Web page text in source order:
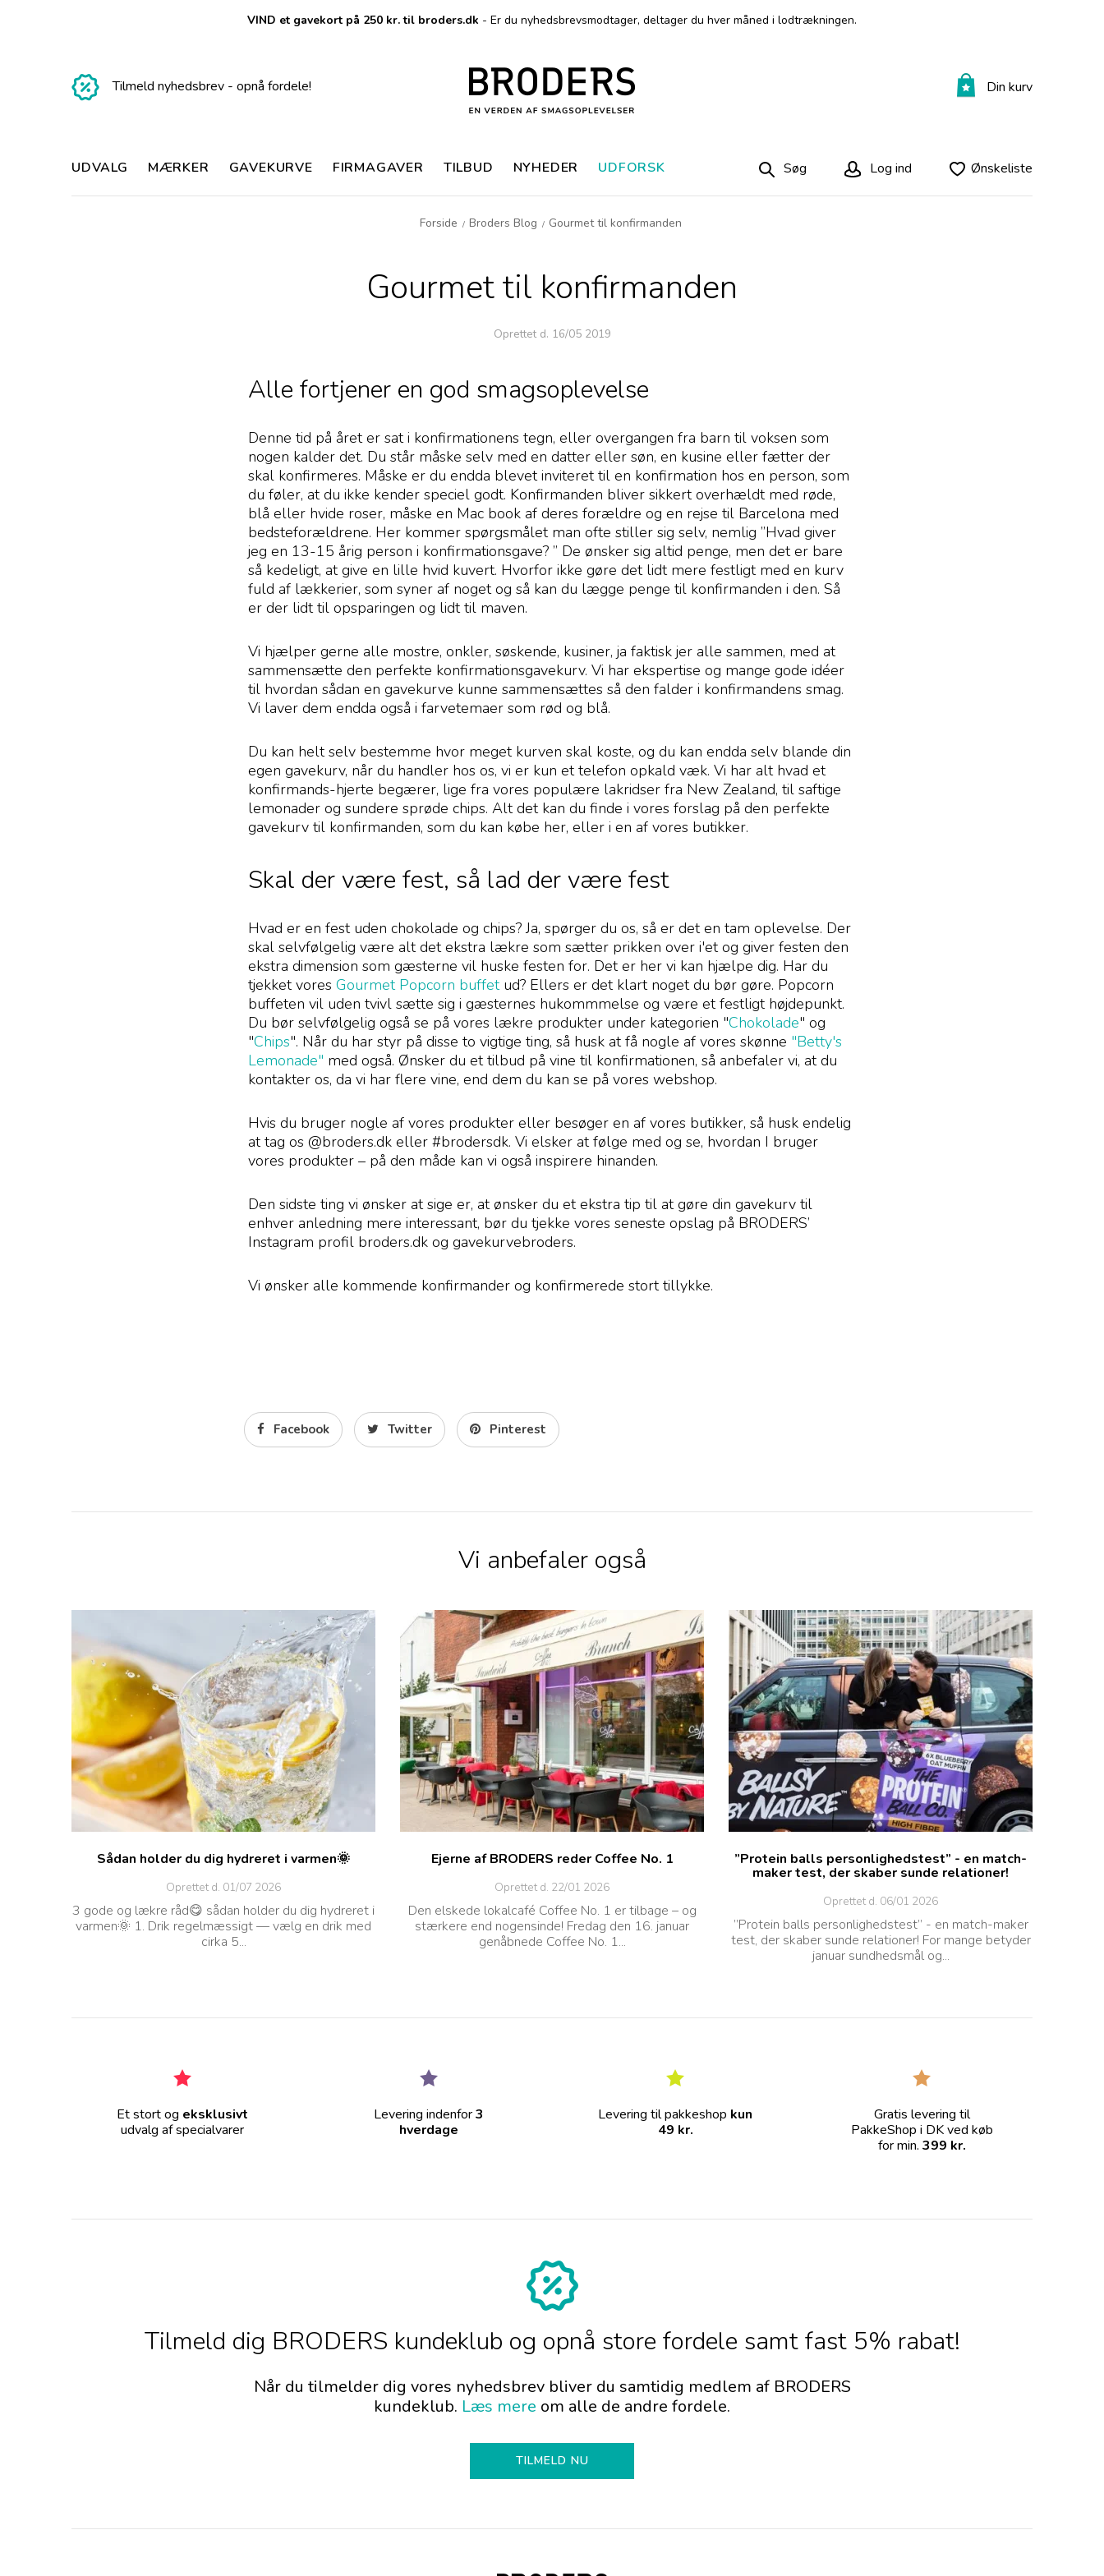
VIND et gavekort på 250 kr. til broders.dk - Er du nyhedsbrevsmodtager, deltager du hver måned i lodtrækningen.
Tilmeld nyhedsbrev - opnå fordele! Din kurv
UDVALG MÆRKER GAVEKURVE FIRMAGAVER TILBUD NYHEDER UDFORSK Søg Log ind Ønskeliste
Forside / Broders Blog / Gourmet til konfirmanden
Gourmet til konfirmanden
Oprettet d. 16/05 2019
Alle fortjener en god smagsoplevelse
Denne tid på året er sat i konfirmationens tegn, eller overgangen fra barn til voksen som
nogen kalder det. Du står måske selv med en datter eller søn, en kusine eller fætter der
skal konfirmeres. Måske er du endda blevet inviteret til en konfirmation hos en person, som
du føler, at du ikke kender speciel godt. Konfirmanden bliver sikkert overhældt med røde,
blå eller hvide roser, måske en Mac book af deres forældre og en rejse til Barcelona med
bedsteforældrene. Her kommer spørgsmålet man ofte stiller sig selv, nemlig ”Hvad giver
jeg en 13-15 årig person i konfirmationsgave? ” De ønsker sig altid penge, men det er bare
så kedeligt, at give en lille hvid kuvert. Hvorfor ikke gøre det lidt mere festligt med en kurv
fuld af lækkerier, som syner af noget og så kan du lægge penge til konfirmanden i den. Så
er der lidt til opsparingen og lidt til maven.
Vi hjælper gerne alle mostre, onkler, søskende, kusiner, ja faktisk jer alle sammen, med at
sammensætte den perfekte konfirmationsgavekurv. Vi har ekspertise og mange gode idéer
til hvordan sådan en gavekurve kunne sammensættes så den falder i konfirmandens smag.
Vi laver dem endda også i farvetemaer som rød og blå.
Du kan helt selv bestemme hvor meget kurven skal koste, og du kan endda selv blande din
egen gavekurv, når du handler hos os, vi er kun et telefon opkald væk. Vi har alt hvad et
konfirmands-hjerte begærer, lige fra vores populære lakridser fra New Zealand, til saftige
lemonader og sundere sprøde chips. Alt det kan du finde i vores forslag på den perfekte
gavekurv til konfirmanden, som du kan købe her, eller i en af vores butikker.
Skal der være fest, så lad der være fest
Hvad er en fest uden chokolade og chips? Ja, spørger du os, så er det en tam oplevelse. Der
skal selvfølgelig være alt det ekstra lækre som sætter prikken over i'et og giver festen den
ekstra dimension som gæsterne vil huske festen for. Det er her vi kan hjælpe dig. Har du
tjekket vores Gourmet Popcorn buffetud? Ellers er det klart noget du bør gøre. Popcorn
buffeten vil uden tvivl sætte sig i gæsternes hukommmelse og være et festligt højdepunkt.
Du bør selvfølgelig også se på vores lækre produkter under kategorien "Chokolade" og
"Chips". Når du har styr på disse to vigtige ting, så husk at få nogle af vores skønne "Betty's
Lemonade" med også. Ønsker du et tilbud på vine til konfirmationen, så anbefaler vi, at du
kontakter os, da vi har flere vine, end dem du kan se på vores webshop.
Hvis du bruger nogle af vores produkter eller besøger en af vores butikker, så husk endelig
at tag os @broders.dk eller #brodersdk. Vi elsker at følge med og se, hvordan I bruger
vores produkter – på den måde kan vi også inspirere hinanden.
Den sidste ting vi ønsker at sige er, at ønsker du et ekstra tip til at gøre din gavekurv til
enhver anledning mere interessant, bør du tjekke vores seneste opslag på BRODERS’
Instagram profil broders.dk og gavekurvebroders.
Vi ønsker alle kommende konfirmander og konfirmerede stort tillykke.
Facebook Twitter Pinterest
Vi anbefaler også
Sådan holder du dig hydreret i varmen🌞
Oprettet d. 01/07 2026
3 gode og lækre råd😋 sådan holder du dig hydreret i
varmen🌞 1. Drik regelmæssigt — vælg en drik med
cirka 5...
Ejerne af BRODERS reder Coffee No. 1
Oprettet d. 22/01 2026
Den elskede lokalcafé Coffee No. 1 er tilbage – og
stærkere end nogensinde! Fredag den 16. januar
genåbnede Coffee No. 1...
”Protein balls personlighedstest” - en match-
maker test, der skaber sunde relationer!
Oprettet d. 06/01 2026
”Protein balls personlighedstest” - en match-maker
test, der skaber sunde relationer! For mange betyder
januar sundhedsmål og...
Et stort og eksklusivt
udvalg af specialvarer
Levering indenfor3
hverdage
Levering til pakkeshop kun
49 kr.
Gratis levering til
PakkeShop i DK ved køb
for min. 399 kr.
Tilmeld dig BRODERS kundeklub og opnå store fordele samt fast 5% rabat!
Når du tilmelder dig vores nyhedsbrev bliver du samtidig medlem af BRODERS
kundeklub. Læs mere om alle de andre fordele.
TILMELD NU